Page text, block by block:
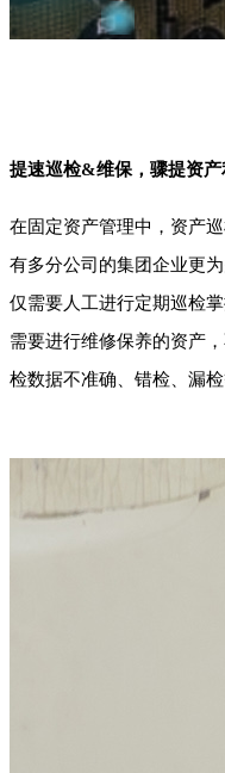
提速巡检&维保，骤提资产
在固定资产管理中，资产
有多分公司的集团企业更
仅需要人工进行定期巡检
需要进行维修保养的资产
检数据不准确、错检、漏检